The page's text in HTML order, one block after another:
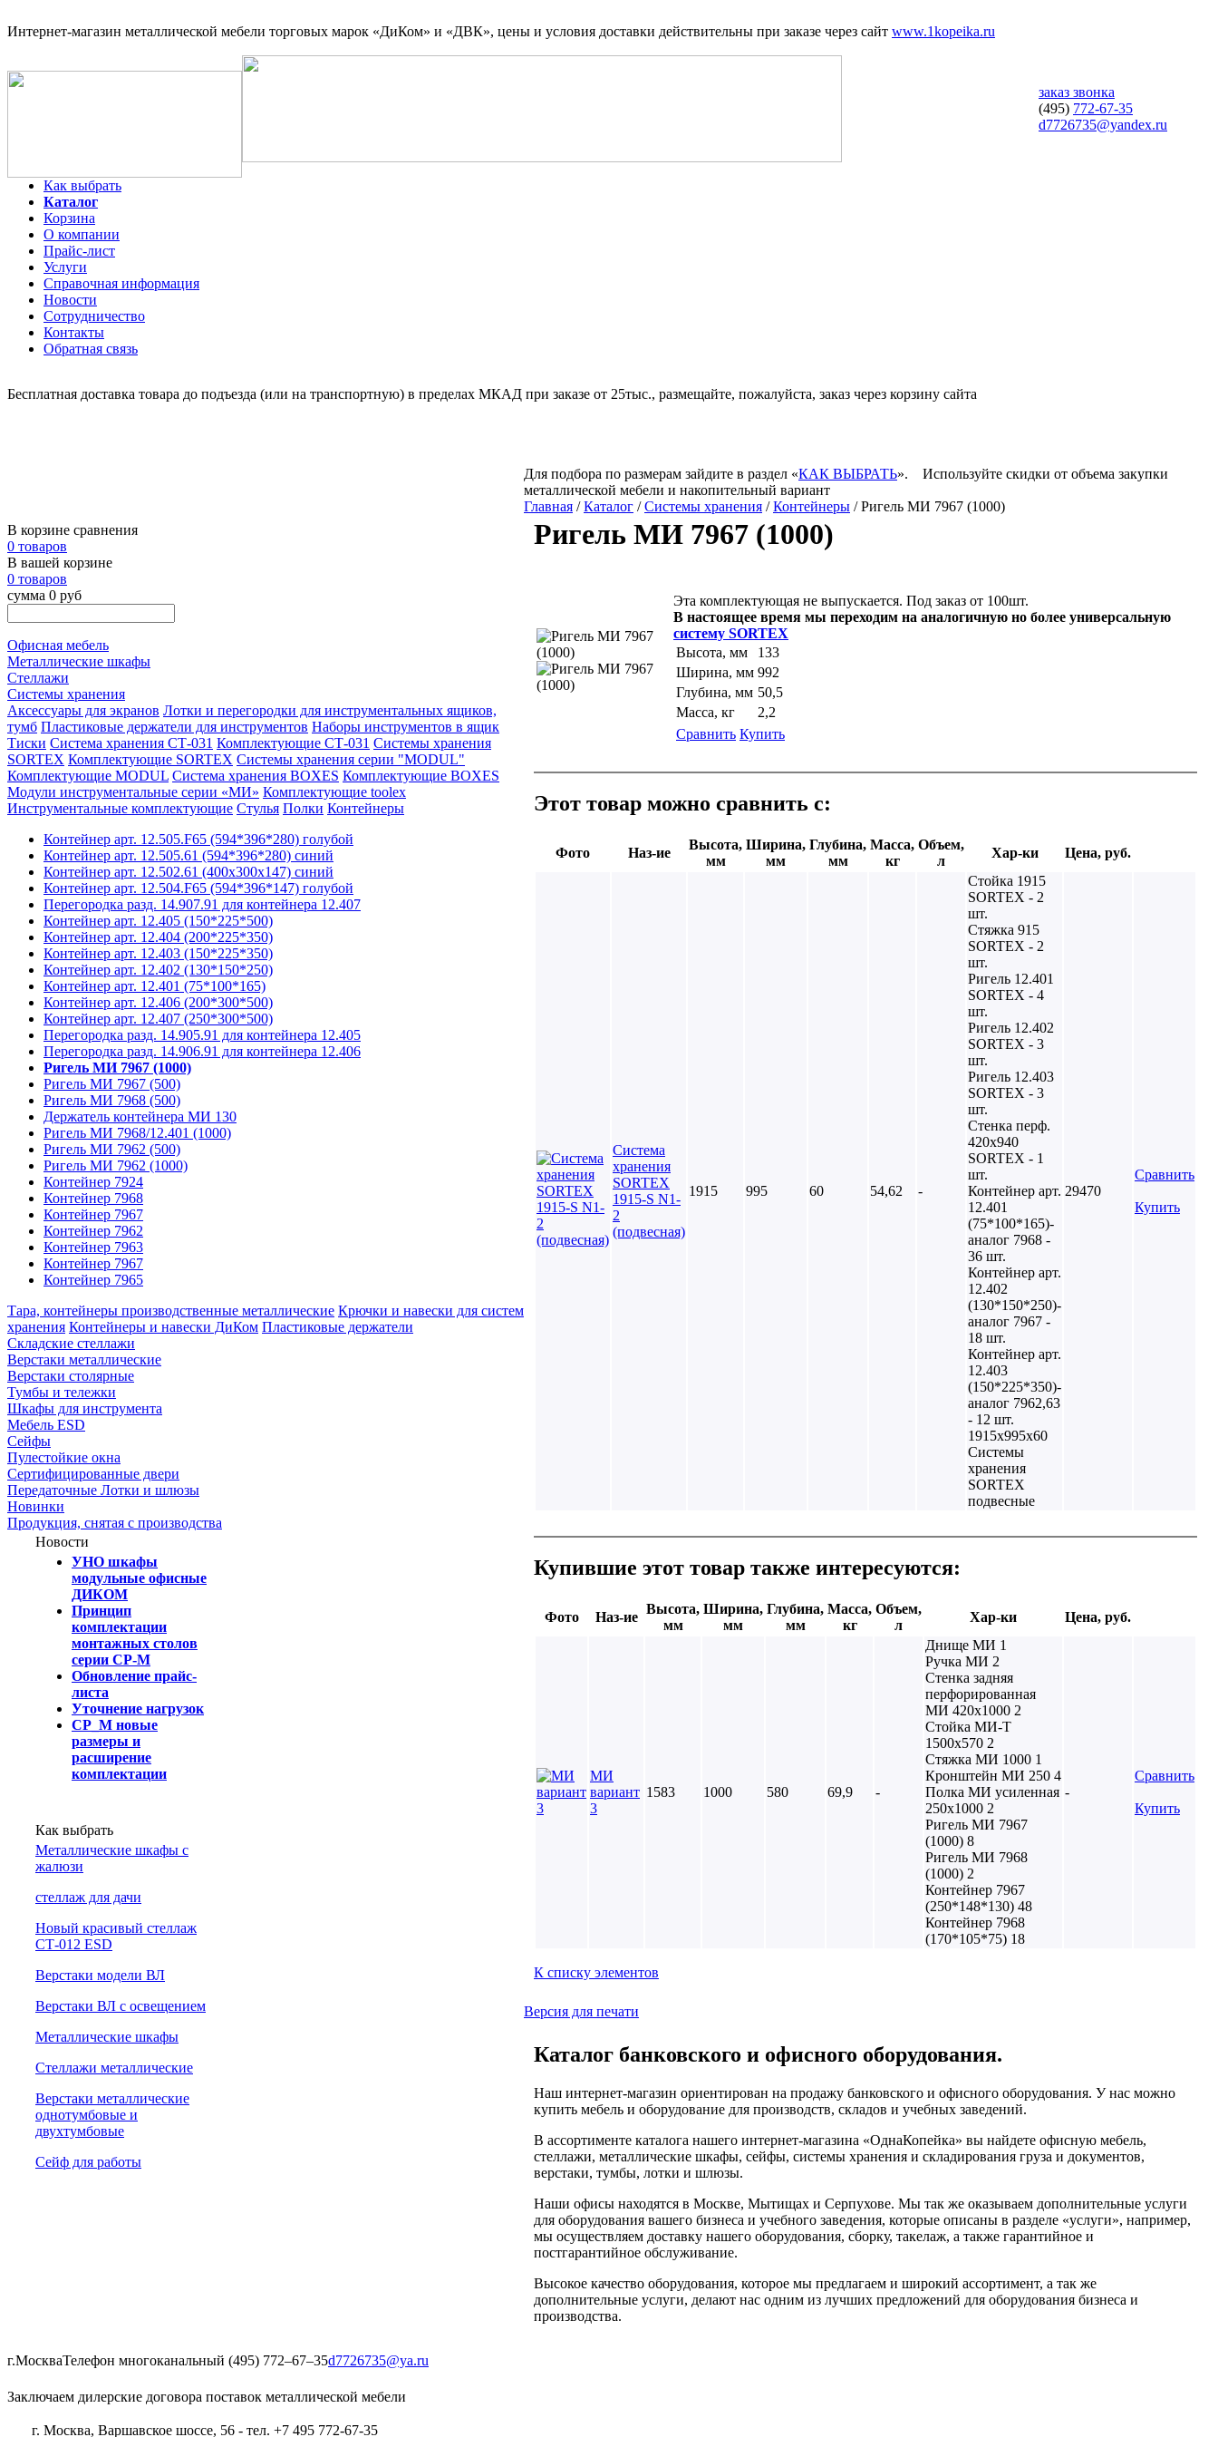
Интернет-магазин металлической мебели торговых марок «ДиКом» и «ДВК», цены и условия доставки действительны при заказе через сайт www.1kopeika.ru
заказ звонка
(495) 772-67-35
d7726735@yandex.ru
Как выбрать
Каталог
Корзина
О компании
Прайс-лист
Услуги
Справочная информация
Новости
Сотрудничество
Контакты
Обратная связь
Бесплатная доставка товара до подъезда (или на транспортную) в пределах МКАД при заказе от 25тыс., размещайте, пожалуйста, заказ через корзину сайта
В корзине сравнения
0 товаров
В вашей корзине
0 товаров
сумма 0 руб
Офисная мебель
Металлические шкафы
Стеллажи
Системы хранения
Аксессуары для экранов Лотки и перегородки для инструментальных ящиков,
тумб Пластиковые держатели для инструментов Наборы инструментов в ящик
Тиски Система хранения СТ-031 Комплектующие СТ-031 Системы хранения
SORTEX Комплектующие SORTEX Системы хранения серии "MODUL"
Комплектующие MODUL Система хранения BOXES Комплектующие BOXES
Модули инструментальные серии «МИ» Комплектующие toolex
Инструментальные комплектующие Стулья Полки Контейнеры
Контейнер арт. 12.505.F65 (594*396*280) голубой
Контейнер арт. 12.505.61 (594*396*280) синий
Контейнер арт. 12.502.61 (400х300х147) синий
Контейнер арт. 12.504.F65 (594*396*147) голубой
Перегородка разд. 14.907.91 для контейнера 12.407
Контейнер арт. 12.405 (150*225*500)
Контейнер арт. 12.404 (200*225*350)
Контейнер арт. 12.403 (150*225*350)
Контейнер арт. 12.402 (130*150*250)
Контейнер арт. 12.401 (75*100*165)
Контейнер арт. 12.406 (200*300*500)
Контейнер арт. 12.407 (250*300*500)
Перегородка разд. 14.905.91 для контейнера 12.405
Перегородка разд. 14.906.91 для контейнера 12.406
Ригель МИ 7967 (1000)
Ригель МИ 7967 (500)
Ригель МИ 7968 (500)
Держатель контейнера МИ 130
Ригель МИ 7968/12.401 (1000)
Ригель МИ 7962 (500)
Ригель МИ 7962 (1000)
Контейнер 7924
Контейнер 7968
Контейнер 7967
Контейнер 7962
Контейнер 7963
Контейнер 7967
Контейнер 7965
Тара, контейнеры производственные металлические Крючки и навески для систем
хранения Контейнеры и навески ДиКом Пластиковые держатели
Складские стеллажи
Верстаки металлические
Верстаки столярные
Тумбы и тележки
Шкафы для инструмента
Мебель ESD
Сейфы
Пулестойкие окна
Сертифицированные двери
Передаточные Лотки и шлюзы
Новинки
Продукция, снятая с производства
Новости
УНО шкафы
модульные офисные
ДИКОМ
Принцип
комплектации
монтажных столов
серии СР-М
Обновление прайс-
листа
Уточнение нагрузок
СР_М новые
размеры и
расширение
комплектации
Как выбрать
Металлические шкафы с
жалюзи
cтеллаж для дачи
Новый красивый стеллаж
СТ-012 ESD
Верстаки модели ВЛ
Верстаки ВЛ с освещением
Металлические шкафы
Стеллажи металлические
Верстаки металлические
однотумбовые и
двухтумбовые
Сейф для работы
Для подбора по размерам зайдите в раздел «КАК ВЫБРАТЬ».
Используйте скидки от объема закупки
металлической мебели и накопительный вариант
Главная /Каталог /Системы хранения /Контейнеры / Ригель МИ 7967 (1000)
Ригель МИ 7967 (1000)
Эта комплектующая не выпускается. Под заказ от 100шт.
В настоящее время мы переходим на аналогичную но более универсальную
систему SORTEX
Высота, мм
133
Ширина, мм 992
Глубина, мм 50,5
Масса, кг
2,2
Сравнить Купить
Этот товар можно сравнить с:
Фото Наз-ие
Высота,
мм
Ширина,
мм
Глубина,
мм
Масса,
кг
Объем,
л
Хар-ки Цена, руб.
Система
хранения
SORTEX
1915-S N1-
2
(подвесная)
1915 995 60 54,62 -
Стойка 1915
SORTEX - 2
шт.
Стяжка 915
SORTEX - 2
шт.
Ригель 12.401
SORTEX - 4
шт.
Ригель 12.402
SORTEX - 3
шт.
Ригель 12.403
SORTEX - 3
шт.
Стенка перф.
420х940
SORTEX - 1
шт.
Контейнер арт.
12.401
(75*100*165)-
аналог 7968 -
36 шт.
Контейнер арт.
12.402
(130*150*250)-
аналог 7967 -
18 шт.
Контейнер арт.
12.403
(150*225*350)-
аналог 7962,63
- 12 шт.
1915х995х60
Системы
хранения
SORTEX
подвесные
29470
Сравнить
Купить
Купившие этот товар также интересуются:
Фото Наз-ие
Высота,
мм
Ширина,
мм
Глубина,
мм
Масса,
кг
Объем,
л
Хар-ки Цена, руб.
МИ
вариант
3
1583 1000 580 69,9 -
Днище МИ 1
Ручка МИ 2
Стенка задняя
перфорированная
МИ 420х1000 2
Стойка МИ-Т
1500х570 2
Стяжка МИ 1000 1
Кронштейн МИ 250 4
Полка МИ усиленная
250х1000 2
Ригель МИ 7967
(1000) 8
Ригель МИ 7968
(1000) 2
Контейнер 7967
(250*148*130) 48
Контейнер 7968
(170*105*75) 18
-
Сравнить
Купить
К списку элементов
Версия для печати
Каталог банковского и офисного оборудования.
Наш интернет-магазин ориентирован на продажу банковского и офисного оборудования. У нас можно
купить мебель и оборудование для производств, складов и учебных заведений.
В ассортименте каталога нашего интернет-магазина «ОднаКопейка» вы найдете офисную мебель,
стеллажи, металлические шкафы, сейфы, системы хранения и складирования груза и документов,
верстаки, тумбы, лотки и шлюзы.
Наши офисы находятся в Москве, Мытищах и Серпухове. Мы так же оказываем дополнительные услуги
для оборудования вашего бизнеса и учебного заведения, которые описаны в разделе «услуги», например,
мы осуществляем доставку нашего оборудования, сборку, такелаж, а также гарантийное и
постгарантийное обслуживание.
Высокое качество оборудования, которое мы предлагаем и широкий ассортимент, а так же
дополнительные услуги, делают нас одним из лучших предложений для оборудования бизнеса и
производства.
г.МоскваТелефон многоканальный (495) 772‒67‒35d7726735@ya.ru
Заключаем дилерские договора поставок металлической мебели
г. Москва, Варшавское шоссе, 56 - тел. +7 495 772-67-35